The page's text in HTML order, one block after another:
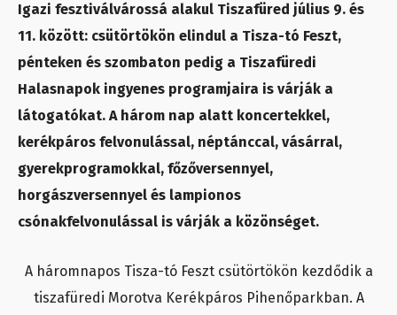
Igazi fesztiválvárossá alakul Tiszafüred július 9. és
11. között: csütörtökön elindul a Tisza-tó Feszt,
pénteken és szombaton pedig a Tiszafüredi
Halasnapok ingyenes programjaira is várják a
látogatókat. A három nap alatt koncertekkel,
kerékpáros felvonulással, néptánccal, vásárral,
gyerekprogramokkal, főzőversennyel,
horgászversennyel és lampionos
csónakfelvonulással is várják a közönséget.
A háromnapos Tisza-tó Feszt csütörtökön kezdődik a
tiszafüredi Morotva Kerékpáros Pihenőparkban. A